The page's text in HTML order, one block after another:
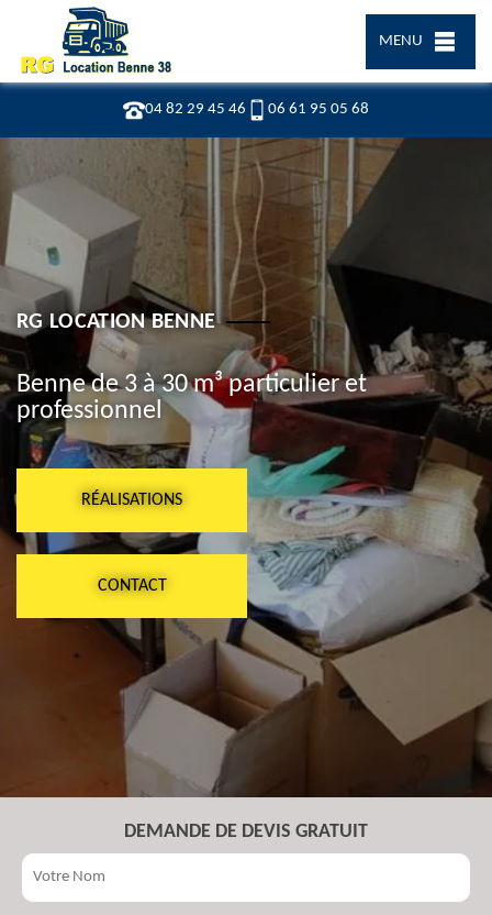
04 82 29 45 46 06 61 95 05 68
MENU
RG LOCATION BENNE
Benne de 3 à 30 m³ particulier et
professionnel
RÉALISATIONS
CONTACT
DEMANDE DE DEVIS GRATUIT